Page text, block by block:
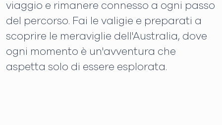
viaggio e rimanere connesso a ogni passo
del percorso. Fai le valigie e preparati a
scoprire le meraviglie dell'Australia, dove
ogni momento è un'avventura che
aspetta solo di essere esplorata.